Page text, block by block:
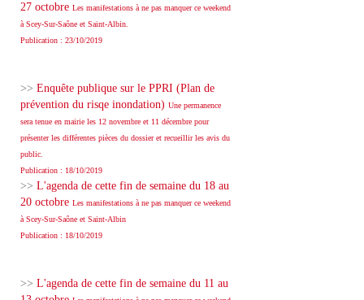
27 octobre Les manifestations à ne pas manquer ce weekend
à Scey-Sur-Saône et Saint-Albin.
Publication : 23/10/2019
>> Enquête publique sur le PPRI (Plan de
prévention du risqe inondation) Une permanence
sera tenue en mairie les 12 novembre et 11 décembre pour
présenter les différentes pièces du dossier et recueillir les avis du
public.
Publication : 18/10/2019
>> L'agenda de cette fin de semaine du 18 au
20 octobre Les manifestations à ne pas manquer ce weekend
à Scey-Sur-Saône et Saint-Albin
Publication : 18/10/2019
>> L'agenda de cette fin de semaine du 11 au